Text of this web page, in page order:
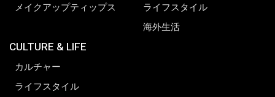
メイクアップティップス
CULTURE & LIFE
カルチャー
ライフスタイル
ライフスタイル
海外生活